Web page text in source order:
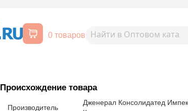
0 товаров
1208-0995
Происхождение товара
Производитель
Дженерал Консолидатед